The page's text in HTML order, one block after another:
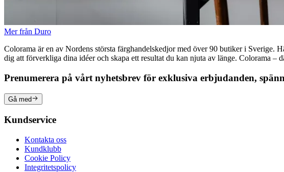
Mer från Duro
Colorama är en av Nordens största färghandelskedjor med över 90 butiker i
dig att förverkliga dina idéer och skapa ett resultat du kan njuta av länge. Colorama –
Prenumerera på vårt nyhetsbrev för exklusiva erbjudanden,
Gå med
Kundservice
Kontakta oss
Kundklubb
Cookie Policy
Integritetspolicy